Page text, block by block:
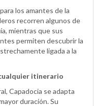
los amantes de la
recorren algunos de
mientras que sus
permiten descubrir la
ligada a la
itinerario
Capadocia se adapta
duración. Su